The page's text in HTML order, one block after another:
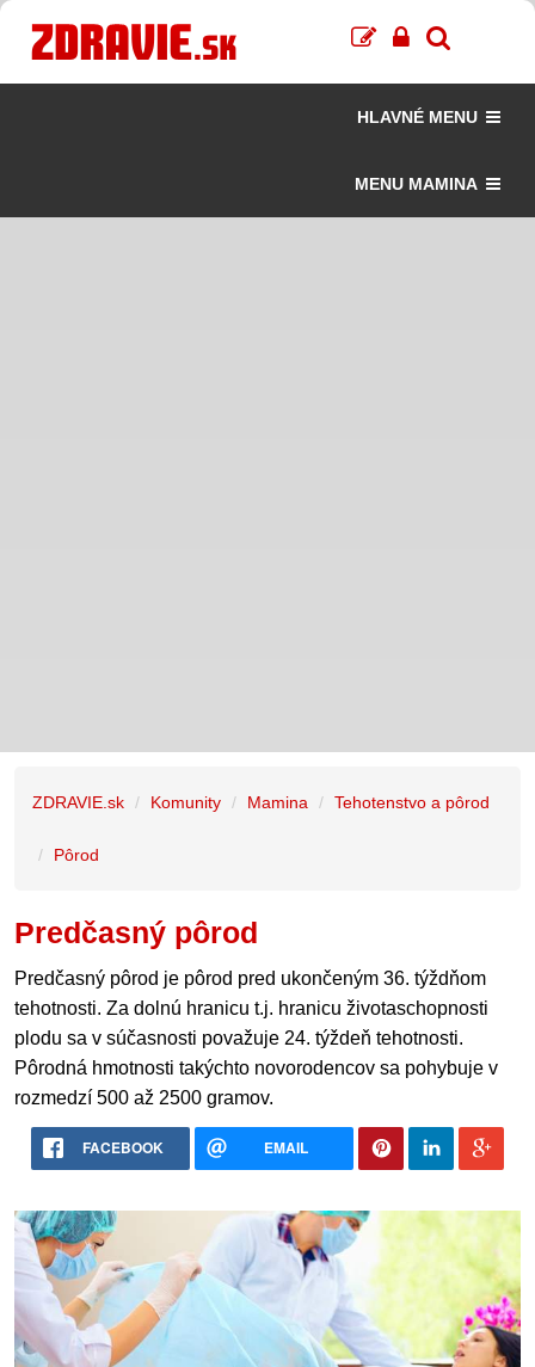
HLAVNÉ MENU
MENU MAMINA
ZDRAVIE.sk Komunity Mamina Tehotenstvo a pôrod
Pôrod
Predčasný pôrod
Predčasný pôrod je pôrod pred ukončeným 36. týždňom
tehotnosti. Za dolnú hranicu t.j. hranicu životaschopnosti
plodu sa v súčasnosti považuje 24. týždeň tehotnosti.
Pôrodná hmotnosti takýchto novorodencov sa pohybuje v
rozmedzí 500 až 2500 gramov.
FACEBOOK EMAIL